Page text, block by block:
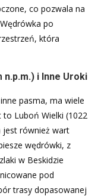
co pozwala na
po
która
i Inne Uroki
pasma, ma wiele
Luboń Wielki (1022
jest również wart
wędrówki, z
w Beskidzie
pod
trasy dopasowanej